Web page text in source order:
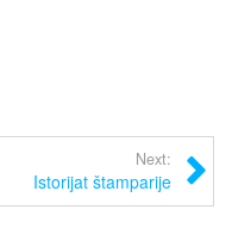
Next:
Istorijat štamparije